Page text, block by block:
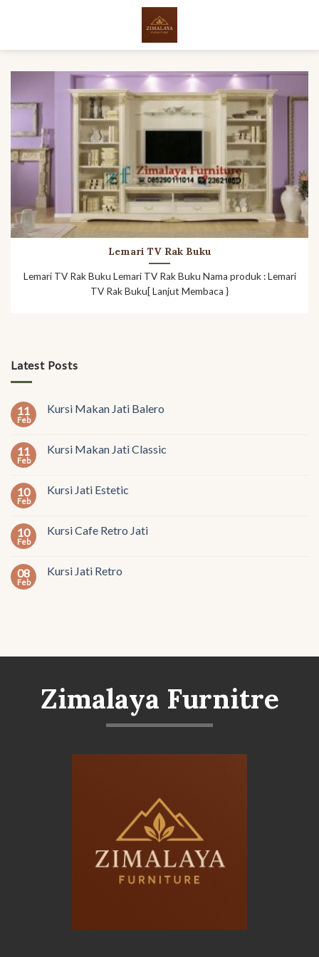
Latest Posts
11
Feb
Kursi Makan Jati Balero
11
Feb
Kursi Makan Jati Classic
10
Feb
Kursi Jati Estetic
10
Feb
Kursi Cafe Retro Jati
08
Feb
Kursi Jati Retro
Lemari TV Rak Buku
Lemari TV Rak Buku Lemari TV Rak Buku Nama produk : Lemari
TV Rak Buku[ Lanjut Membaca }
Zimalaya Furnitre